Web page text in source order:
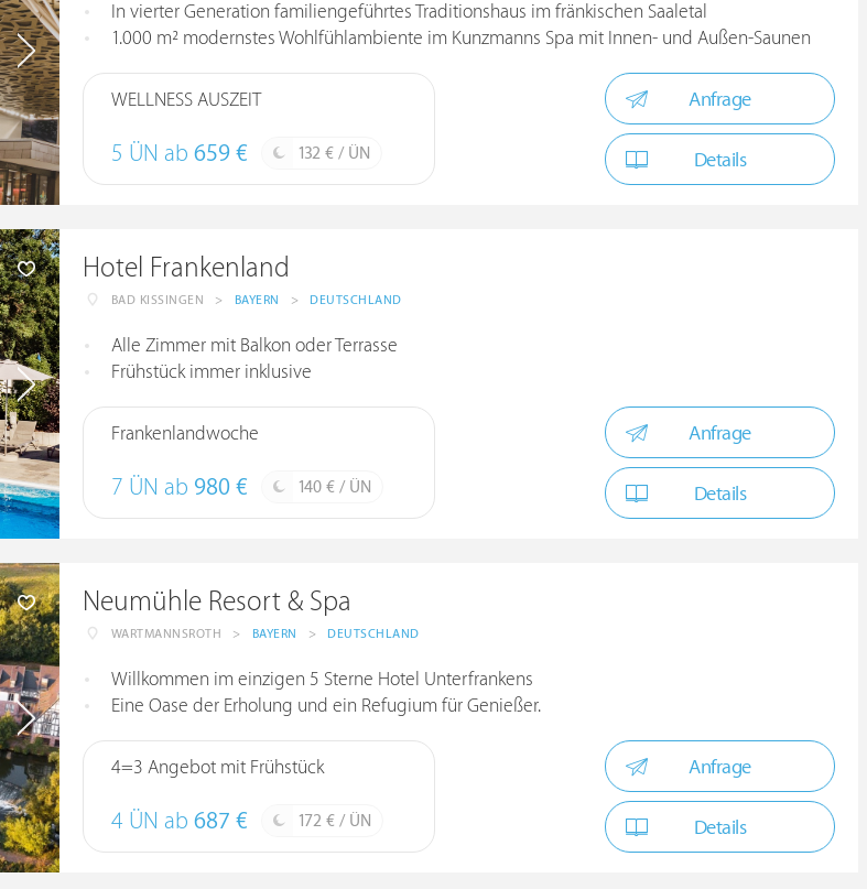
In vierter Generation familiengeführtes Traditionshaus im fränkischen Saaletal
1.000 m² modernstes Wohlfühlambiente im Kunzmanns Spa mit Innen- und Außen-Saunen
WELLNESS AUSZEIT
5 ÜN ab 659 € 132 € / ÜN
Anfrage
Details
Hotel Frankenland
BAD KISSINGEN > BAYERN > DEUTSCHLAND
Alle Zimmer mit Balkon oder Terrasse
Frühstück immer inklusive
Frankenlandwoche
7 ÜN ab 980 € 140 € / ÜN
Anfrage
Details
Neumühle Resort & Spa
WARTMANNSROTH > BAYERN > DEUTSCHLAND
Willkommen im einzigen 5 Sterne Hotel Unterfrankens
Eine Oase der Erholung und ein Refugium für Genießer.
4=3 Angebot mit Frühstück
4 ÜN ab 687 € 172 € / ÜN
Anfrage
Details